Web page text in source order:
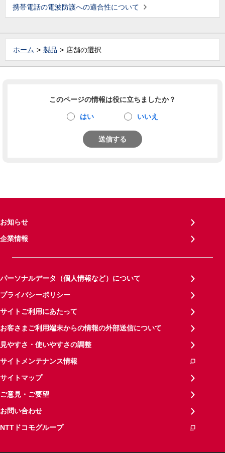
携帯電話の電波防護への適合性について
ホーム 製品 店舗の選択
このページの情報は役に立ちましたか？
はい いいえ
送信する
お知らせ
企業情報
パーソナルデータ（個人情報など）について
プライバシーポリシー
サイトご利用にあたって
お客さまご利用端末からの情報の外部送信について
見やすさ・使いやすさの調整
サイトメンテナンス情報
サイトマップ
ご意見・ご要望
お問い合わせ
NTTドコモグループ